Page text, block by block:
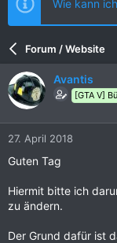
Wie kann
Forum / Website
Avantis
[GTA V]
27. April 2018
Guten Tag
Hiermit bitte ich
zu ändern.
Der Grund dafür ist